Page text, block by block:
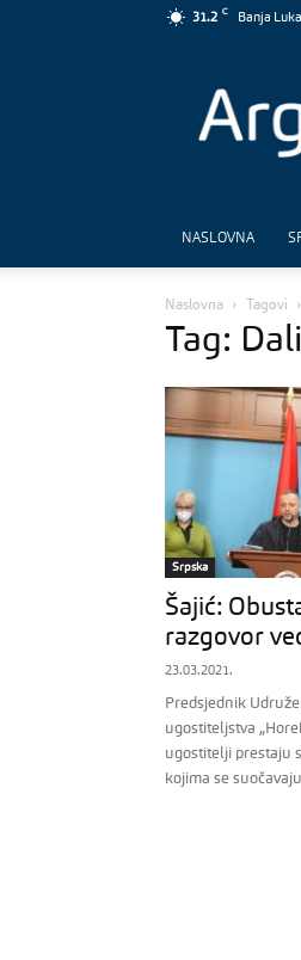
31.2
C
Banja Luka
NASLOVNA
Naslovna Tagovi
Tag:
Srpska
Šajić:
razgovor
23.03.2021.
Predsjednik
ugostiteljstva
ugostitelji prestaju
kojima se